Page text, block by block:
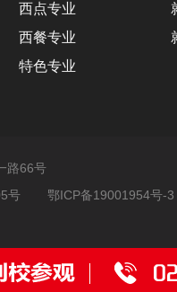
西点专业
西餐专业
特色专业
路66号
号
鄂ICP备19001954号-